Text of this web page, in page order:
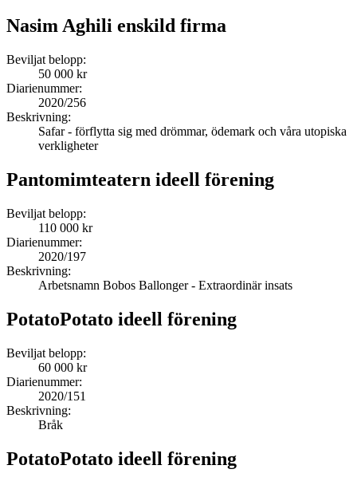
Nasim Aghili enskild firma
Beviljat belopp:
50 000 kr
Diarienummer:
2020/256
Beskrivning:
Safar - förflytta sig med drömmar, ödemark och våra utopiska
verkligheter
Pantomimteatern ideell förening
Beviljat belopp:
110 000 kr
Diarienummer:
2020/197
Beskrivning:
Arbetsnamn Bobos Ballonger - Extraordinär insats
PotatoPotato ideell förening
Beviljat belopp:
60 000 kr
Diarienummer:
2020/151
Beskrivning:
Bråk
PotatoPotato ideell förening